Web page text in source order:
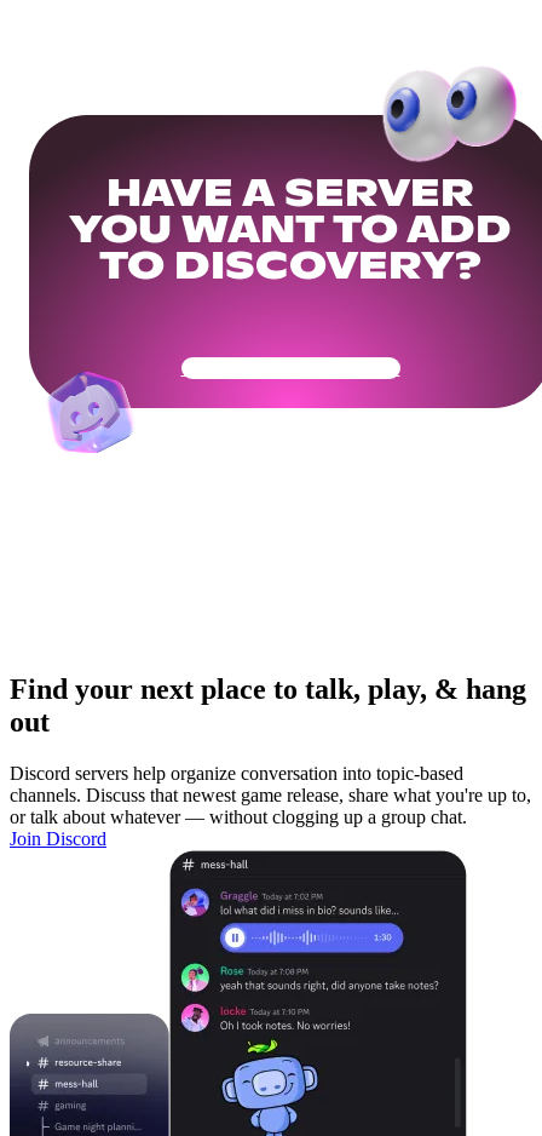
HAVE A SERVER
YOU WANT TO ADD
TO DISCOVERY?
Get Your Community Ready
Find your next place to talk, play, & hang
out
Discord servers help organize conversation into topic-based
channels. Discuss that newest game release, share what you're up to,
or talk about whatever — without clogging up a group chat.
Join Discord